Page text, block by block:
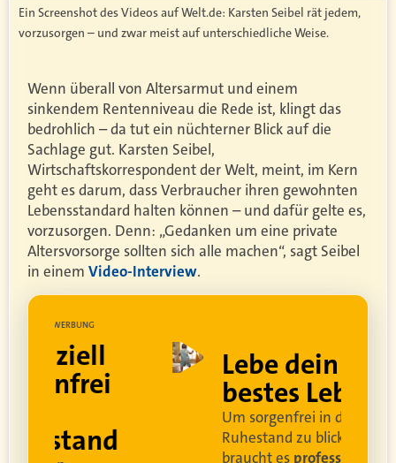
Ein Screenshot des Videos auf Welt.de: Karsten Seibel rät jedem,
vorzusorgen – und zwar meist auf unterschiedliche Weise.
Wenn überall von Altersarmut und einem
sinkendem Rentenniveau die Rede ist, klingt das
bedrohlich – da tut ein nüchterner Blick auf die
Sachlage gut. Karsten Seibel,
Wirtschaftskorrespondent der Welt, meint, im Kern
geht es darum, dass Verbraucher ihren gewohnten
Lebensstandard halten können – und dafür gelte es,
vorzusorgen. Denn: „Gedanken um eine private
Altersvorsorge sollten sich alle machen“, sagt Seibel
in einem Video-Interview.
Lebe dein
bestes Leben
Um sorgenfrei in den
Ruhestand zu blicken,
professionelle